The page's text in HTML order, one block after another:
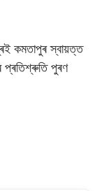
কমতাপুৰ স্বায়ত্ত
প্ৰতিশ্ৰুতি পুৰণ